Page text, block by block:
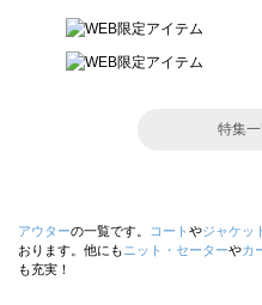
特集
アウターの一覧です。 コート やジャケッ
おります。他にも ニット・セーターやカ
も充実！